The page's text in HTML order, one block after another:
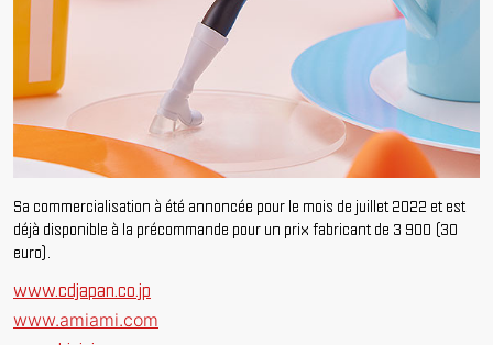
Sa commercialisation à été annoncée pour le mois de juillet 2022 et est
déjà disponible à la précommande pour un prix fabricant de 3 900 (30
euro).
www.cdjapan.co.jp
www.amiami.com